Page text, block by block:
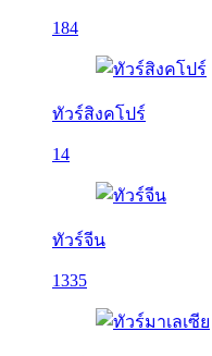
184
ทัวร์สิงคโปร์
14
ทัวร์จีน
1335